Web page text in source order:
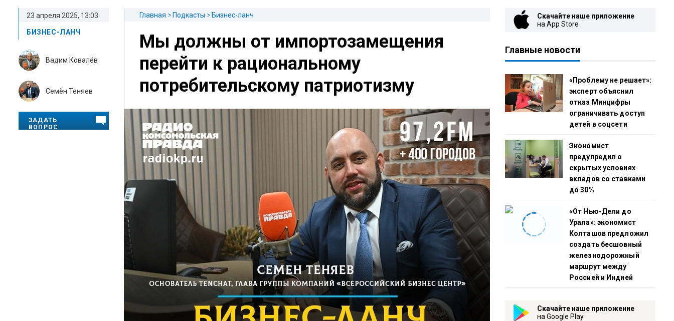
Главная Подкасты Бизнес-ланч
Мы должны от импортозамещения
перейти к рациональному
потребительскому патриотизму
23 апреля 2025, 13:03
БИЗНЕС-ЛАНЧ
Вадим Ковалёв
Семён Теняев
ЗАДАТЬ
ВОПРОС
Скачайте наше приложение
на App Store
Главные новости
«Проблему не решает»:
эксперт объяснил
отказ Минцифры
ограничивать доступ
детей в соцсети
Экономист
предупредил о
скрытых условиях
вкладов со ставками
до 30%
«От Нью-Дели до
Урала»: экономист
Колташов предложил
создать бесшовный
железнодорожный
маршрут между
Россией и Индией
Скачайте наше приложение
на Google Play